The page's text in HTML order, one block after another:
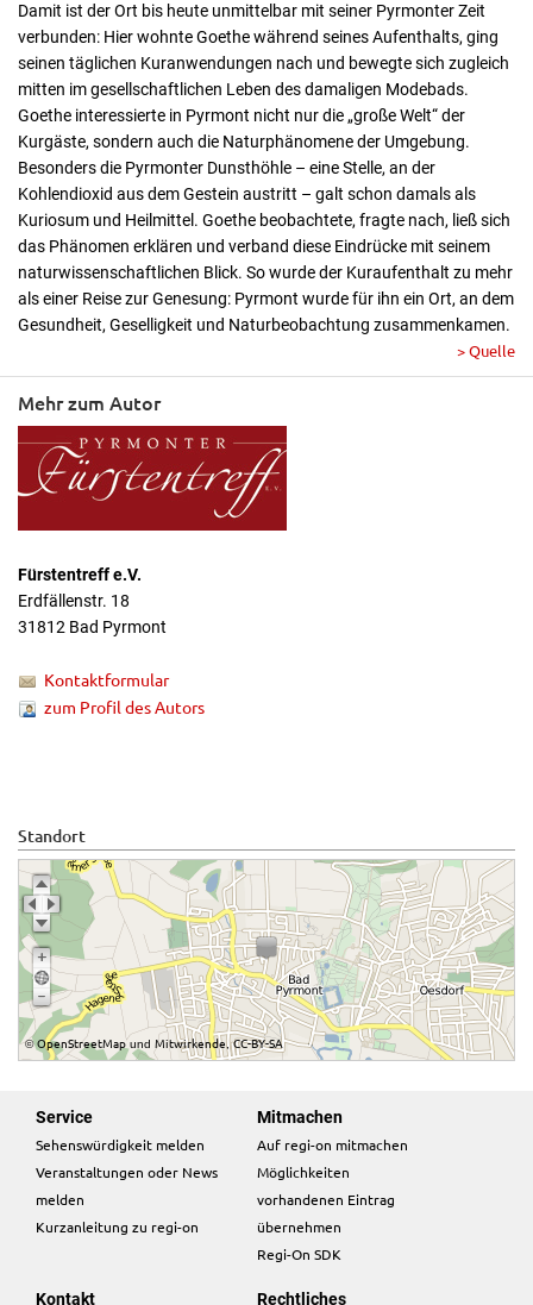
Damit ist der Ort bis heute unmittelbar mit seiner Pyrmonter Zeit
verbunden: Hier wohnte Goethe während seines Aufenthalts, ging
seinen täglichen Kuranwendungen nach und bewegte sich zugleich
mitten im gesellschaftlichen Leben des damaligen Modebads.
Goethe interessierte in Pyrmont nicht nur die „große Welt“ der
Kurgäste, sondern auch die Naturphänomene der Umgebung.
Besonders die Pyrmonter Dunsthöhle – eine Stelle, an der
Kohlendioxid aus dem Gestein austritt – galt schon damals als
Kuriosum und Heilmittel. Goethe beobachtete, fragte nach, ließ sich
das Phänomen erklären und verband diese Eindrücke mit seinem
naturwissenschaftlichen Blick. So wurde der Kuraufenthalt zu mehr
als einer Reise zur Genesung: Pyrmont wurde für ihn ein Ort, an dem
Gesundheit, Geselligkeit und Naturbeobachtung zusammenkamen.
> Quelle
Mehr zum Autor
Fürstentreff e.V.
Erdfällenstr. 18
31812 Bad Pyrmont
Kontaktformular
zum Profil des Autors
Standort
©OpenStreetMapund Mitwirkende ,CC-BY-SA
Service
Sehenswürdigkeit melden
Veranstaltungen oder News
melden
Kurzanleitung zu regi-on
Mitmachen
Auf regi-on mitmachen
Möglichkeiten
vorhandenen Eintrag
übernehmen
Regi-On SDK
Kontakt Rechtliches